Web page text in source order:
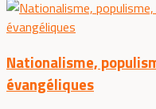
Nationalisme,
évangéliques